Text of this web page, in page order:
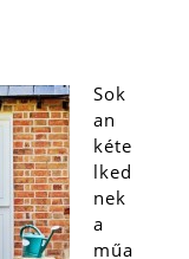
Sok
an
kéte
lked
nek
a
műa